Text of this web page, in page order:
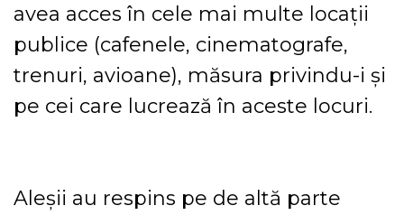
avea acces în cele mai multe locaţii
publice (cafenele, cinematografe,
trenuri, avioane), măsura privindu-i şi
pe cei care lucrează în aceste locuri.
Aleşii au respins pe de altă parte